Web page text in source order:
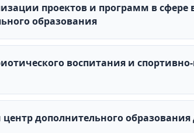
проектов и программ в сфере
образования
воспитания и
дополнительного образования